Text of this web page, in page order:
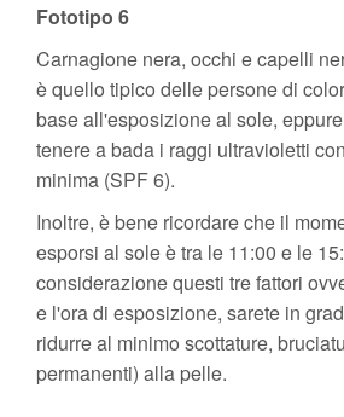
Fototipo 6
Carnagione nera, occhi e capelli
è quello tipico delle persone di
base all'esposizione al sole,
tenere a bada i raggi ultravioletti
minima (SPF 6).
Inoltre, è bene ricordare che il
esporsi al sole è tra le 11:00 e le
considerazione questi tre fattori
e l'ora di esposizione, sarete in
ridurre al minimo scottature,
permanenti) alla pelle.